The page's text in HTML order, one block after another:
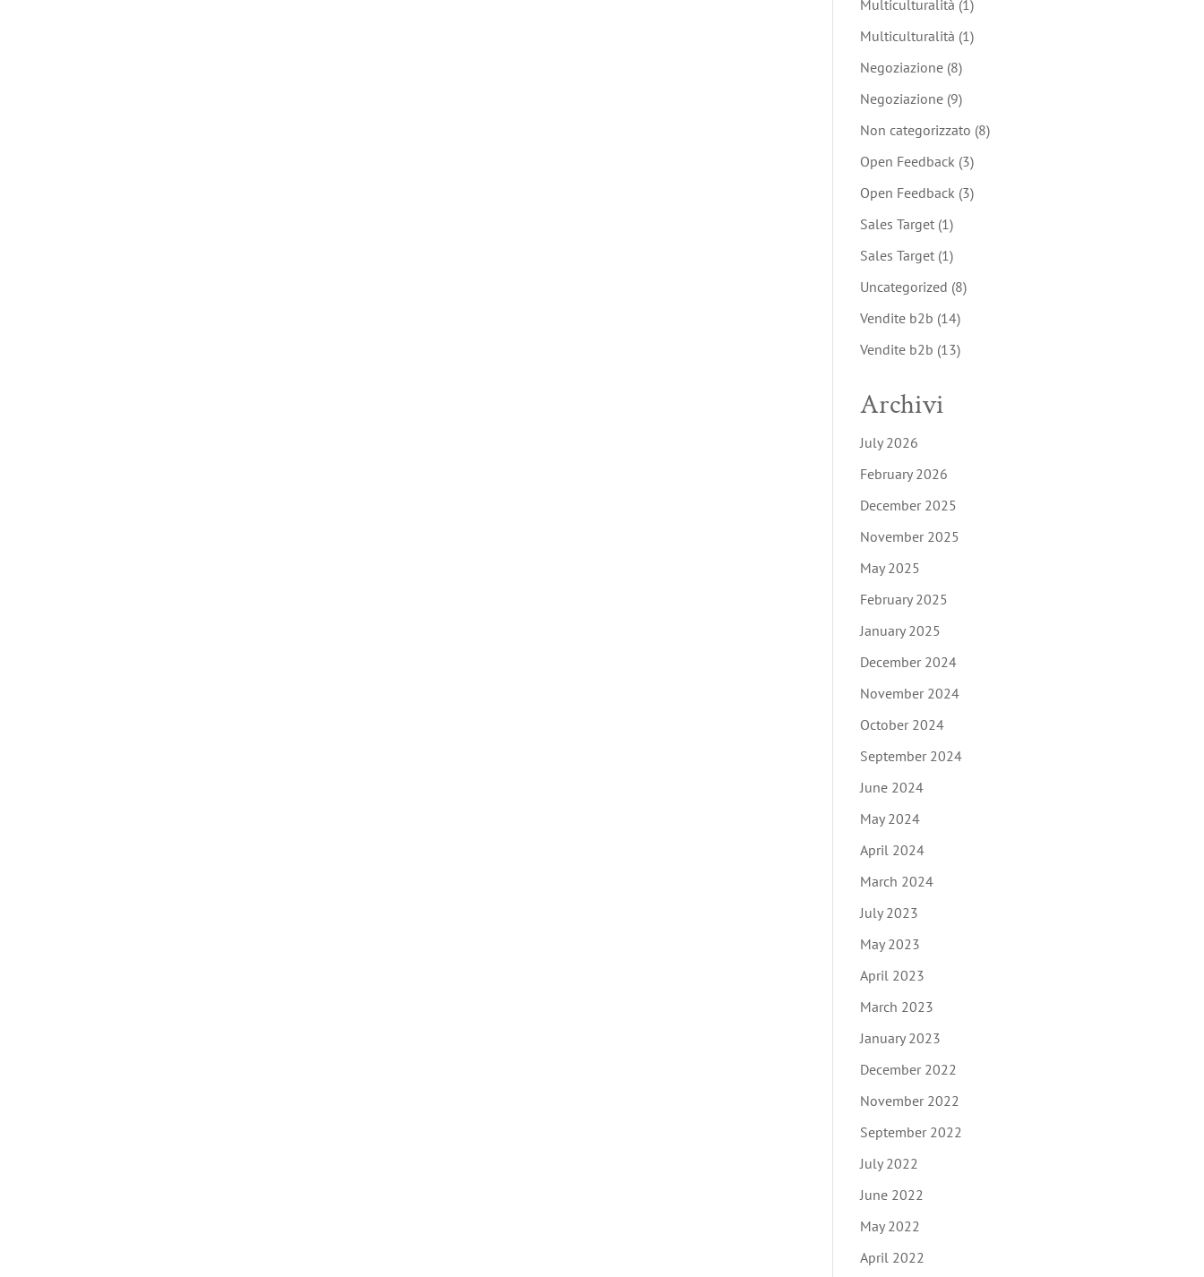
Multiculturalità (1)
Multiculturalità (1)
Negoziazione (8)
Negoziazione (9)
Non categorizzato (8)
Open Feedback (3)
Open Feedback (3)
Sales Target (1)
Sales Target (1)
Uncategorized (8)
Vendite b2b (14)
Vendite b2b (13)
Archivi
July 2026
February 2026
December 2025
November 2025
May 2025
February 2025
January 2025
December 2024
November 2024
October 2024
September 2024
June 2024
May 2024
April 2024
March 2024
July 2023
May 2023
April 2023
March 2023
January 2023
December 2022
November 2022
September 2022
July 2022
June 2022
May 2022
April 2022